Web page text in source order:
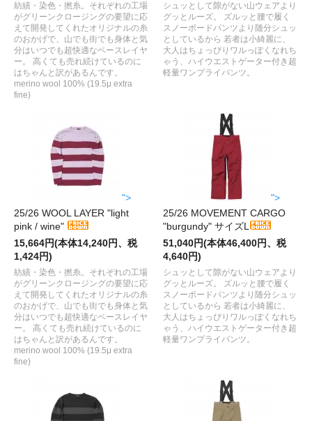
紡績・染色・撚糸。それぞれの工場
がグリーンクロージングの要望に応
えて開発してくれたオリジナルの糸
のおかげで、山でも街でも身体と気
分はいつでも超快適なベースレイヤ
ー。 高くても売れ続けているのに
はちゃんと訳があるんです。
merino wool 100% (19.5μ extra
fine)
シュッとして隙がない山ウェアより
グッとルーズ。 ズルッと腰で履く
スノーボードパンツより随分シュッ
としているから 若者は小綺麗に、
大人はちょっぴりワルっぽくなれち
ゃう、ハイウエストゲーター付き超
軽量ワンプライパンツ。
">
25/26 WOOL LAYER "light
pink / wine"
15,664円(本体14,240円、税
1,424円)
紡績・染色・撚糸。それぞれの工場
がグリーンクロージングの要望に応
えて開発してくれたオリジナルの糸
のおかげで、山でも街でも身体と気
分はいつでも超快適なベースレイヤ
ー。 高くても売れ続けているのに
はちゃんと訳があるんです。
merino wool 100% (19.5μ extra
fine)
">
25/26 MOVEMENT CARGO
"burgundy" サイズL
51,040円(本体46,400円、税
4,640円)
シュッとして隙がない山ウェアより
グッとルーズ。 ズルッと腰で履く
スノーボードパンツより随分シュッ
としているから 若者は小綺麗に、
大人はちょっぴりワルっぽくなれち
ゃう、ハイウエストゲーター付き超
軽量ワンプライパンツ。